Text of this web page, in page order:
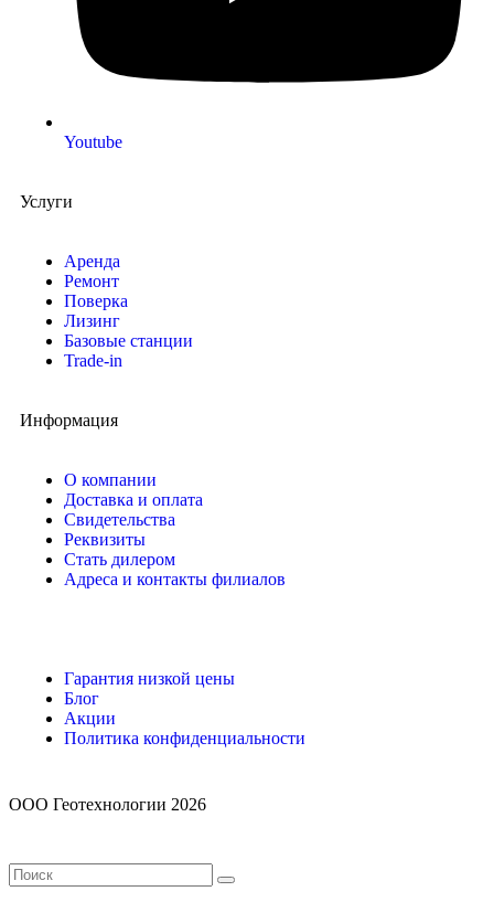
Youtube
Услуги
Аренда
Ремонт
Поверка
Лизинг
Базовые станции
Trade-in
Информация
О компании
Доставка и оплата
Свидетельства
Реквизиты
Стать дилером
Адреса и контакты филиалов
Гарантия низкой цены
Блог
Акции
Политика конфиденциальности
ООО Геотехнологии 2026